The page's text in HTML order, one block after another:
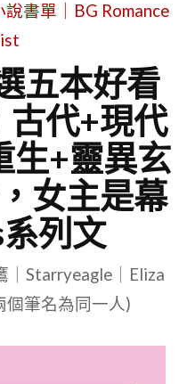
書單｜BG Romance
五本好看
古代+現代
生+靈異玄
女主是幕
列文
｜Starryeagle｜Eliza
個筆名為同一人)